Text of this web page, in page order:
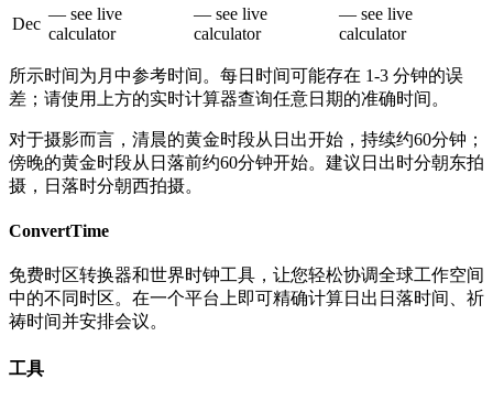
Dec
— see live
calculator
— see live
calculator
— see live
calculator
所示时间为月中参考时间。每日时间可能存在 1-3 分钟的误
差；请使用上方的实时计算器查询任意日期的准确时间。
对于摄影而言，清晨的黄金时段从日出开始，持续约60分钟；
傍晚的黄金时段从日落前约60分钟开始。建议日出时分朝东拍
摄，日落时分朝西拍摄。
ConvertTime
免费时区转换器和世界时钟工具，让您轻松协调全球工作空间
中的不同时区。在一个平台上即可精确计算日出日落时间、祈
祷时间并安排会议。
工具